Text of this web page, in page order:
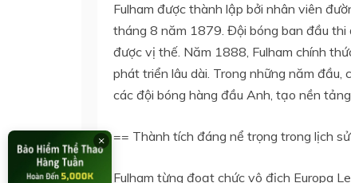
Fulham được thành lập bởi nhân viên
tháng 8 năm 1879. Đội bóng ban đầu thi
được vị thế. Năm 1888, Fulham chính
phát triển lâu dài. Trong những năm đầu,
các đội bóng hàng đầu Anh, tạo nền
== Thành tích đáng nể trọng trong lịch
Fulham từng đoạt chức vô địch Europa
×